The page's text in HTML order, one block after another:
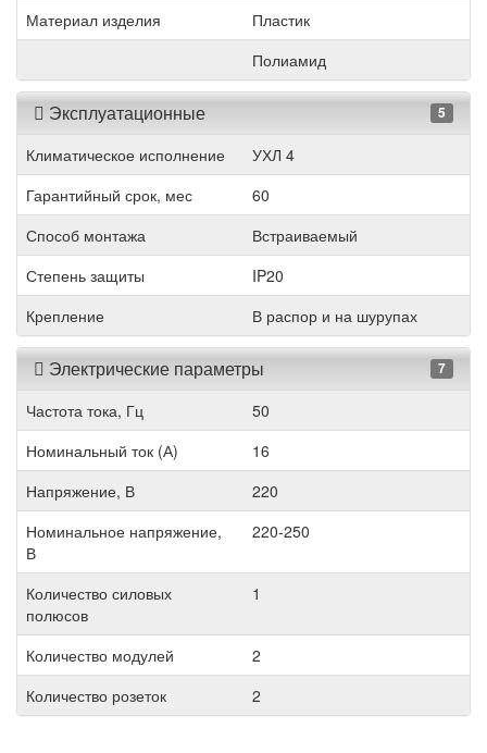
Материал изделия
Пластик
Полиамид
Эксплуатационные 5
Климатическое исполнение
УХЛ 4
Гарантийный срок, мес
60
Способ монтажа
Встраиваемый
Степень защиты
IP20
Крепление
В распор и на шурупах
Электрические параметры 7
Частота тока, Гц
50
Номинальный ток (А)
16
Напряжение, В
220
Номинальное напряжение,
В
220-250
Количество силовых
полюсов
1
Количество модулей
2
Количество розеток
2